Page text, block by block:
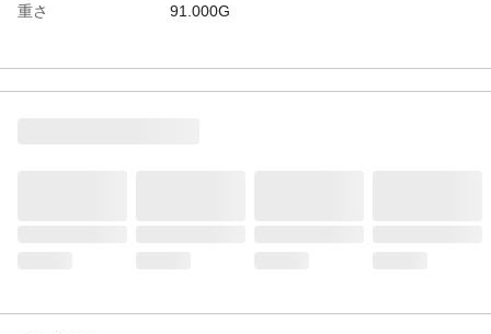
重さ
91.000G